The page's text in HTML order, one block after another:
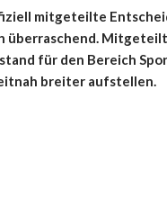
mitgeteilte
Mitgeteilt
für den Bereich
breiter aufstellen.